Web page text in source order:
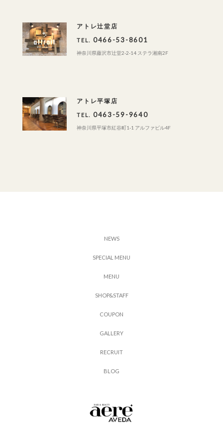
アトレ辻堂店
TEL. 0466-53-8601
神奈川県藤沢市辻堂2-2-14 ステラ湘南2F
アトレ平塚店
TEL. 0463-59-9640
神奈川県平塚市紅谷町1-1 アルファビル4F
NEWS
SPECIAL MENU
MENU
SHOP&STAFF
COUPON
GAL L ERY
RECRUIT
BL OG